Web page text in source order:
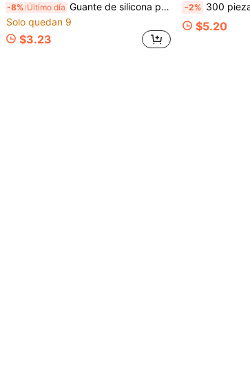
-8% Último día Guante de silicona para el aseo de mascotas, adecuado para cepillar el pelaje de perros y gatos, guante eficiente para eliminar el pelo, cepillo de masaje suave y baño, adecuado para eliminar el pelo de gatos y perros, baño y contacto íntimo
Solo quedan 9
$3.23
-2% 300 piezas/20 rollos de bolsas para excrementos de perro, bolsas a prueba de fugas para desechos de mascotas
$5.20